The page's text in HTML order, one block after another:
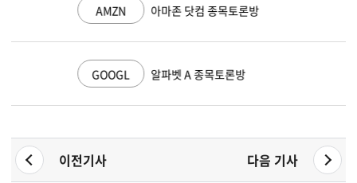
아마존 닷컴 종목토론방
알파벳 A 종목토론방
이전기사 다음 기사